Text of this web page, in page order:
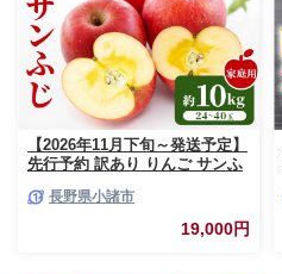
【2026年11月下旬～発送予定】
先行予約 訳あり りんご サンふ
フルーツ 果物 甘い おいしい 林
長野県小諸市
19,000円